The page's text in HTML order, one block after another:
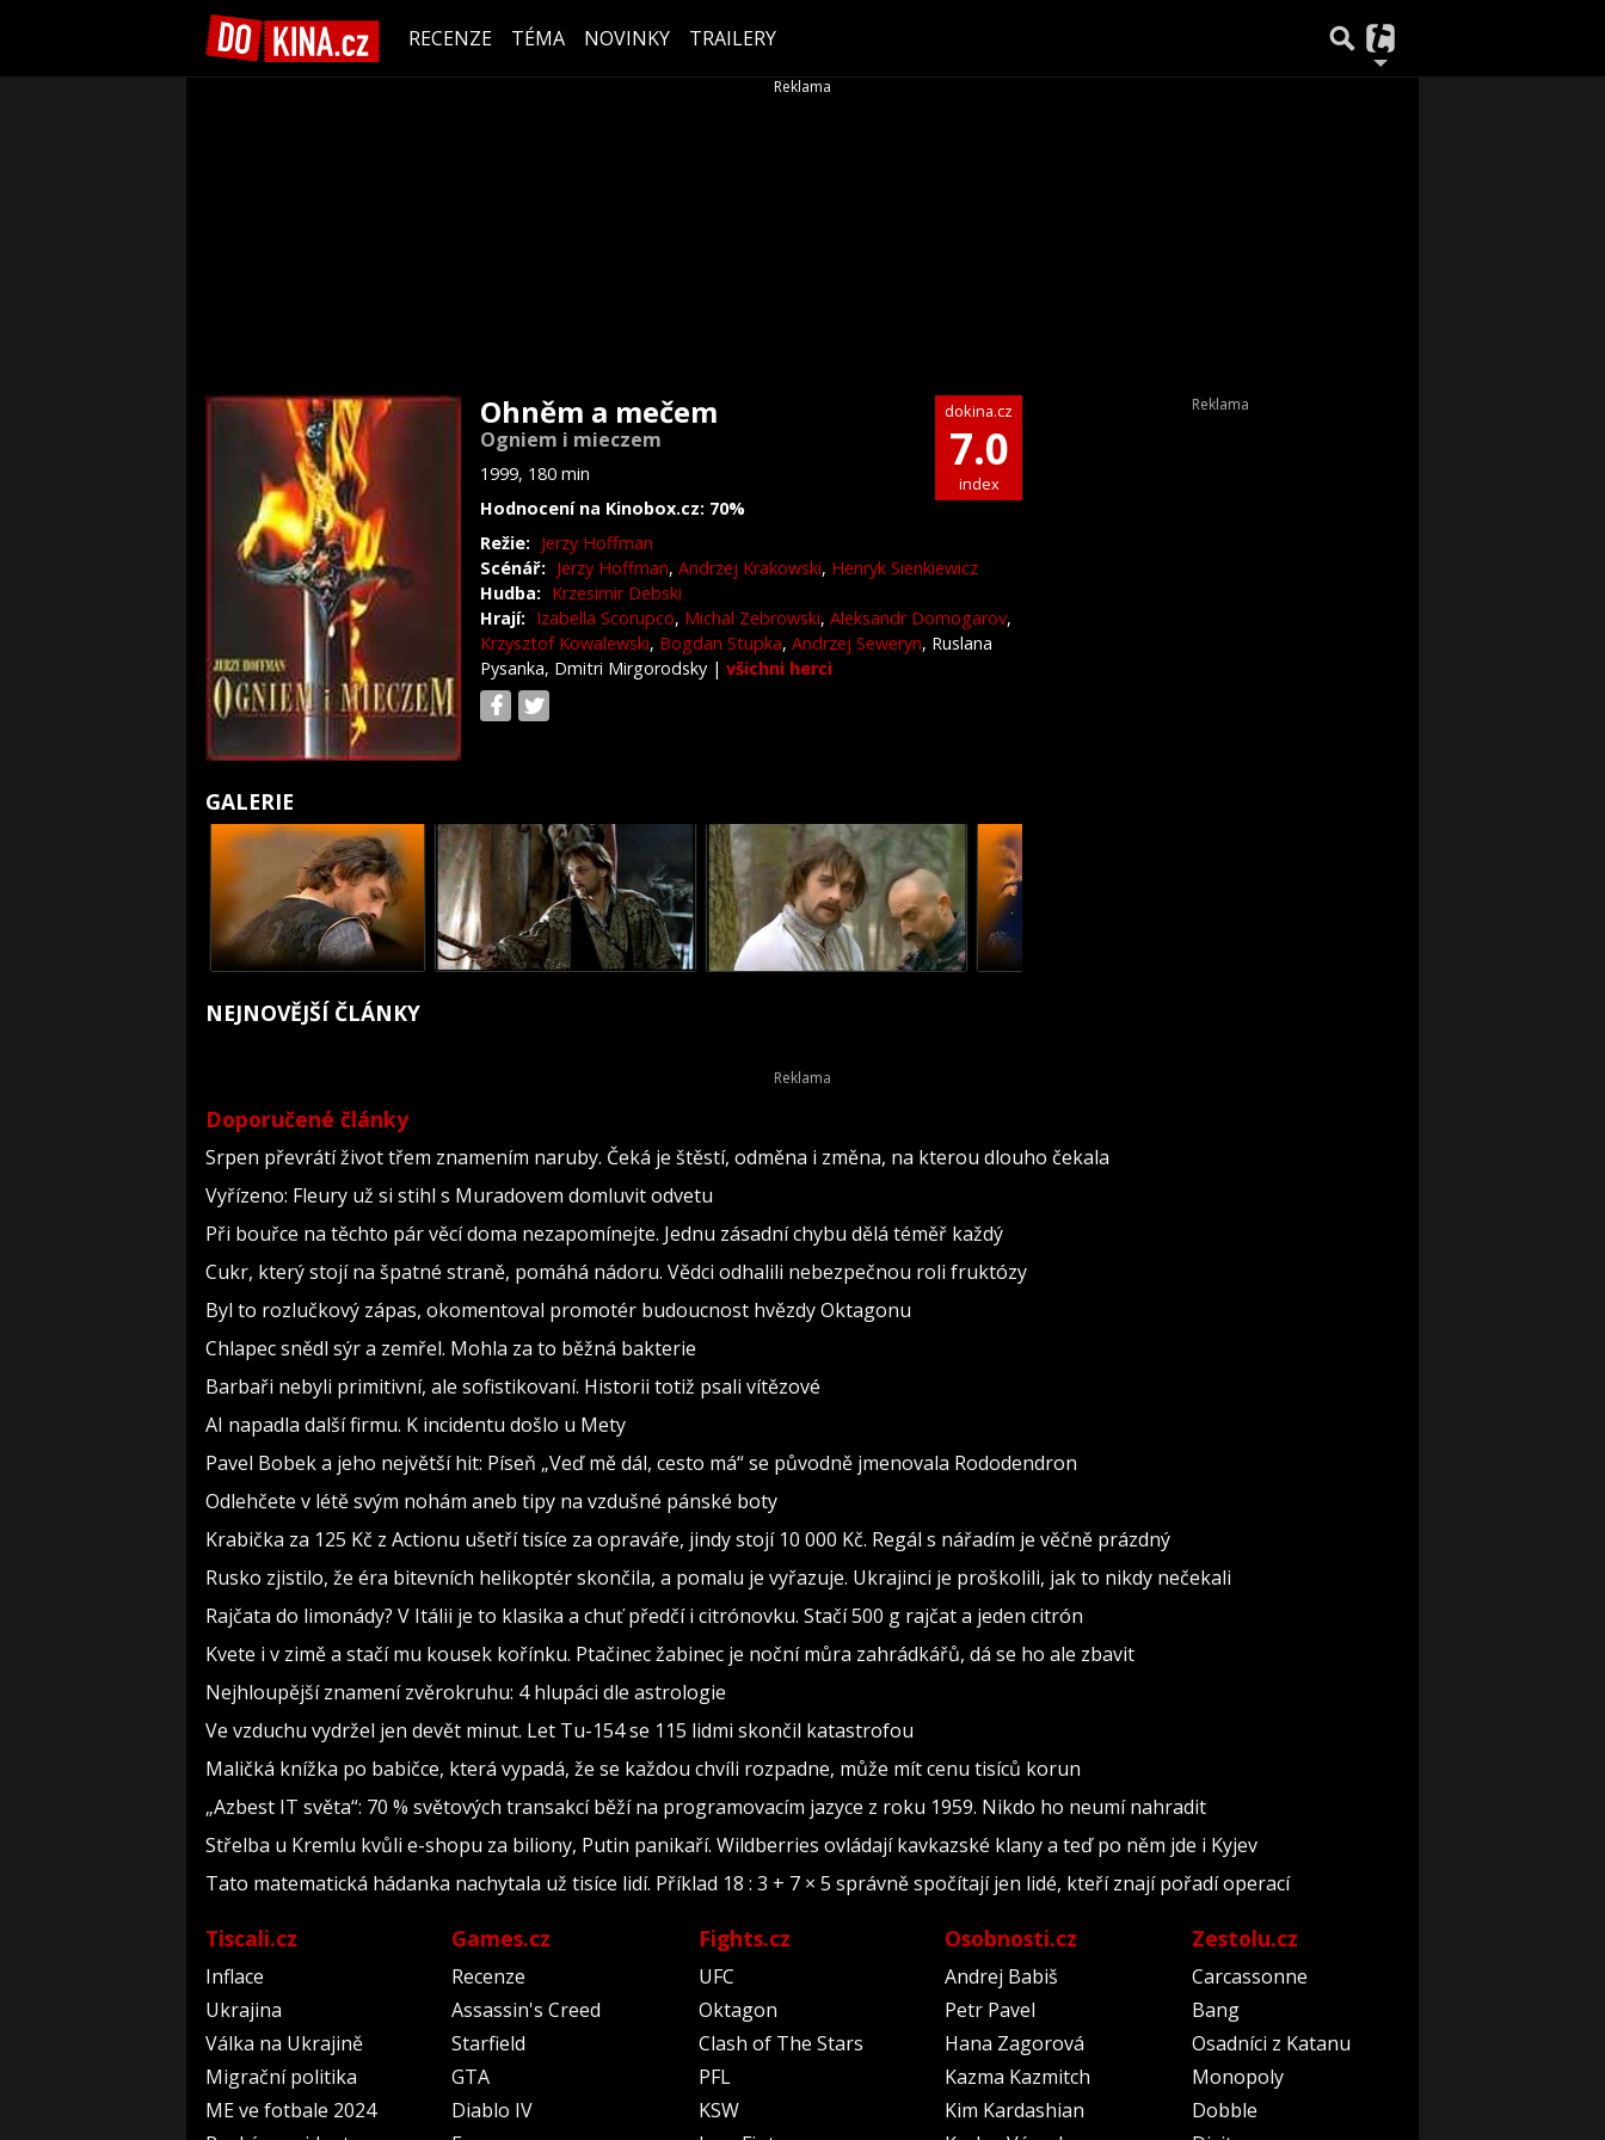
RECENZE TÉMA NOVINKY TRAILERY
Ohněm a mečem
Ogniem i mieczem
1999, 180 min
Hodnocení na Kinobox.cz: 70%
dokina.cz
7.0
index
Režie: Jerzy Hoffman
Scénář: Jerzy Hoffman, Andrzej Krakowski, Henryk Sienkiewicz
Hudba: Krzesimir Debski
Hrají: Izabella Scorupco, Michal Zebrowski, Aleksandr Domogarov,
Krzysztof Kowalewski, Bogdan Stupka, Andrzej Seweryn, Ruslana
Pysanka, Dmitri Mirgorodsky | všichni herci
GALERIE
NEJNOVĚJŠÍ ČLÁNKY
Doporučené články
Srpen převrátí život třem znamením naruby. Čeká je štěstí, odměna i změna, na kterou dlouho čekala
Vyřízeno: Fleury už si stihl s Muradovem domluvit odvetu
Při bouřce na těchto pár věcí doma nezapomínejte. Jednu zásadní chybu dělá téměř každý
Cukr, který stojí na špatné straně, pomáhá nádoru. Vědci odhalili nebezpečnou roli fruktózy
Byl to rozlučkový zápas, okomentoval promotér budoucnost hvězdy Oktagonu
Chlapec snědl sýr a zemřel. Mohla za to běžná bakterie
Barbaři nebyli primitivní, ale sofistikovaní. Historii totiž psali vítězové
AI napadla další firmu. K incidentu došlo u Mety
Pavel Bobek a jeho největší hit: Píseň „Veď mě dál, cesto má“ se původně jmenovala Rododendron
Odlehčete v létě svým nohám aneb tipy na vzdušné pánské boty
Krabička za 125 Kč z Actionu ušetří tisíce za opraváře, jindy stojí 10 000 Kč. Regál s nářadím je věčně prázdný
Rusko zjistilo, že éra bitevních helikoptér skončila, a pomalu je vyřazuje. Ukrajinci je proškolili, jak to nikdy nečekali
Rajčata do limonády? V Itálii je to klasika a chuť předčí i citrónovku. Stačí 500 g rajčat a jeden citrón
Kvete i v zimě a stačí mu kousek kořínku. Ptačinec žabinec je noční můra zahrádkářů, dá se ho ale zbavit
Nejhloupější znamení zvěrokruhu: 4 hlupáci dle astrologie
Ve vzduchu vydržel jen devět minut. Let Tu-154 se 115 lidmi skončil katastrofou
Maličká knížka po babičce, která vypadá, že se každou chvíli rozpadne, může mít cenu tisíců korun
„Azbest IT světa“: 70 % světových transakcí běží na programovacím jazyce z roku 1959. Nikdo ho neumí nahradit
Střelba u Kremlu kvůli e-shopu za biliony, Putin panikaří. Wildberries ovládají kavkazské klany a teď po něm jde i Kyjev
Tato matematická hádanka nachytala už tisíce lidí. Příklad 18 : 3 + 7 × 5 správně spočítají jen lidé, kteří znají pořadí operací
Tiscali.cz
Inflace
Ukrajina
Válka na Ukrajině
Migrační politika
ME ve fotbale 2024
Games.cz
Recenze
Assassin's Creed
Starfield
GTA
Diablo IV
Fights.cz
UFC
Oktagon
Clash of The Stars
PFL
KSW
Osobnosti.cz
Andrej Babiš
Petr Pavel
Hana Zagorová
Kazma Kazmitch
Kim Kardashian
Zestolu.cz
Carcassonne
Bang
Osadníci z Katanu
Monopoly
Dobble